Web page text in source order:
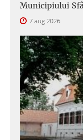
Municipiului
7 aug 2026